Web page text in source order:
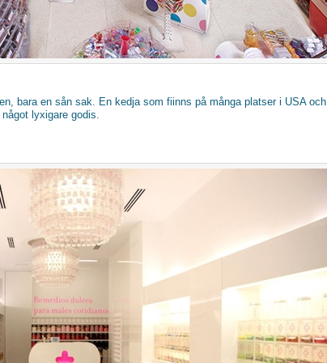
bara en sån sak. En kedja som fiinns på många platser i USA och
lyxigare godis.